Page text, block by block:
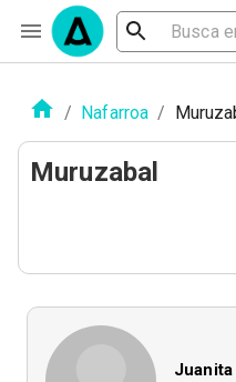
/ Nafarroa /
Muruzabal